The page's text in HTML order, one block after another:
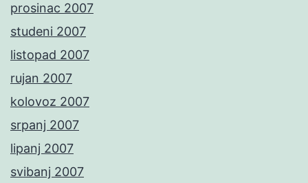
prosinac 2007
studeni 2007
listopad 2007
rujan 2007
kolovoz 2007
srpanj 2007
lipanj 2007
svibanj 2007